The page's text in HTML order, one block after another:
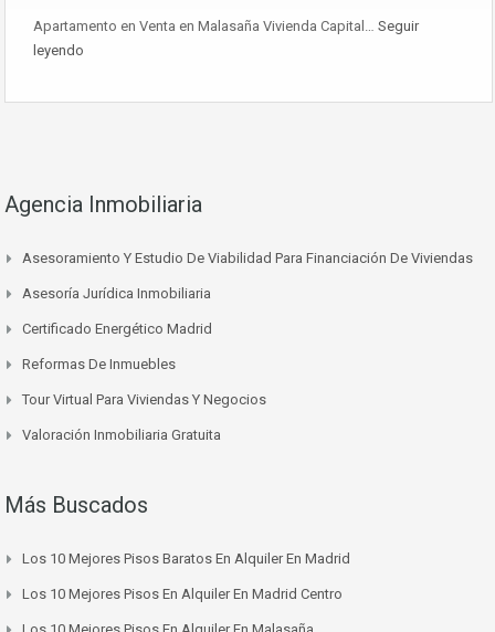
Apartamento en Venta en Malasaña Vivienda Capital… Seguir
leyendo
Agencia Inmobiliaria
Asesoramiento Y Estudio De Viabilidad Para Financiación De Viviendas
Asesoría Jurídica Inmobiliaria
Certificado Energético Madrid
Reformas De Inmuebles
Tour Virtual Para Viviendas Y Negocios
Valoración Inmobiliaria Gratuita
Más Buscados
Los 10 Mejores Pisos Baratos En Alquiler En Madrid
Los 10 Mejores Pisos En Alquiler En Madrid Centro